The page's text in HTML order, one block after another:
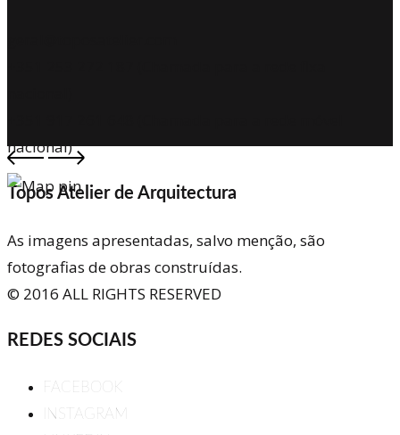
nacional)
Topos Atelier de Arquitectura
As imagens apresentadas, salvo menção, são
fotografias de obras construídas.
© 2016 ALL RIGHTS RESERVED
REDES SOCIAIS
FACEBOOK
INSTAGRAM